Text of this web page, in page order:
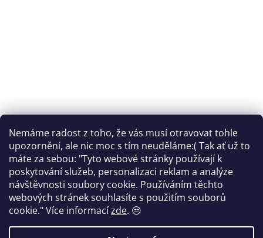
Nemáme radost z toho, že vás musí otravovat tohle
upozornění, ale nic moc s tím neuděláme:( Tak ať už to
máte za sebou: "Tyto webové stránky používají k
poskytování služeb, personalizaci reklam a analýze
návštěvnosti soubory cookie. Používáním těchto
webových stránek souhlasíte s použitím souborů
cookie."Více informacízde. 😒
Sledovat na Instagramu
Facebook